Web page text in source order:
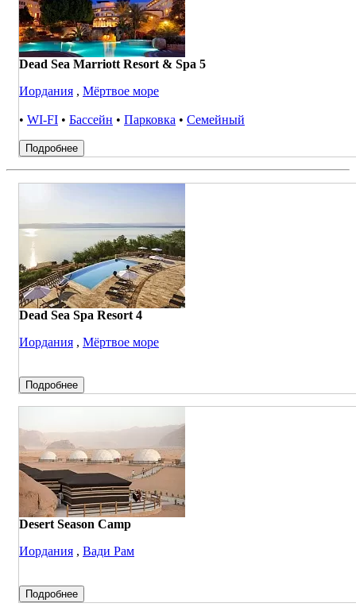
Dead Sea Marriott Resort & Spa 5
Иордания , Мёртвое море
• WI-FI • Бассейн • Парковка • Семейный
Подробнее
Dead Sea Spa Resort 4
Иордания , Мёртвое море
Подробнее
Desert Season Camp
Иордания , Вади Рам
Подробнее